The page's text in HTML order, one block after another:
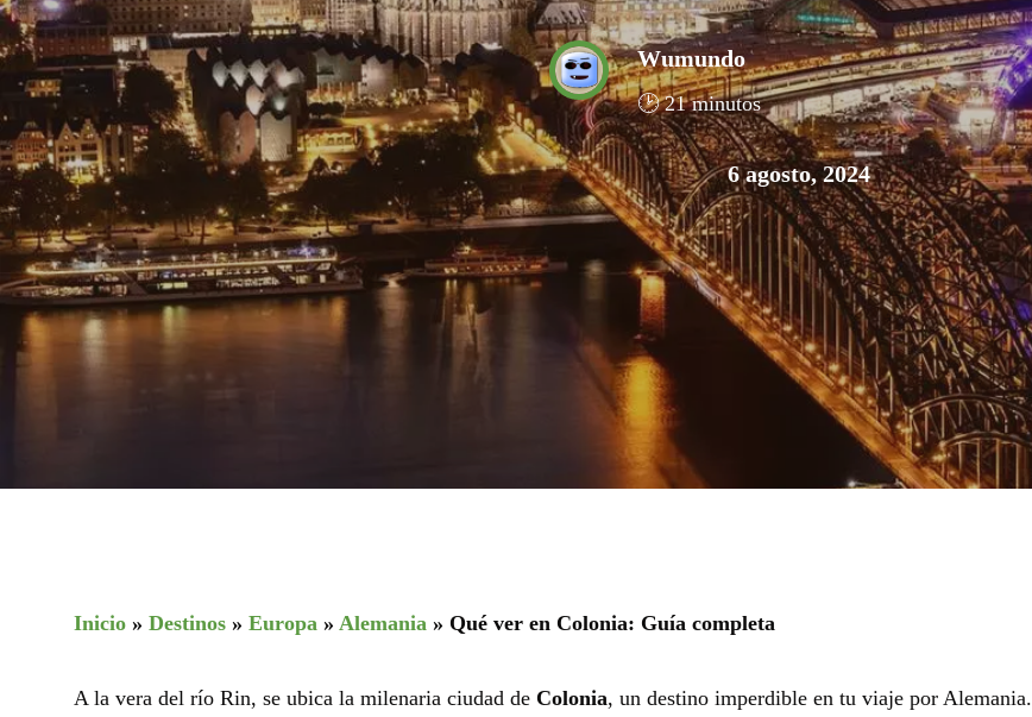
Wumundo
🕑 21 minutos
6 agosto, 2024
Inicio » Destinos » Europa » Alemania » Qué ver en Colonia: Guía completa
A la vera del río Rin, se ubica la milenaria ciudad de Colonia, un destino imperdible en tu viaje por Alemania.